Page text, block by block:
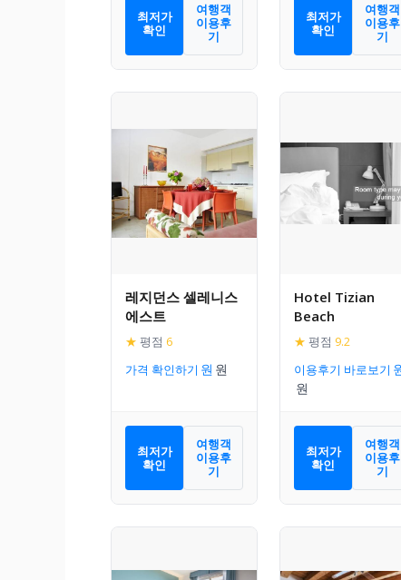
최저가
확인
여행객
이용후
기
최저가
확인
여행객
이용후
기
레지던스 셀레니스
에스트
★ 평점 6
가격 확인하기
최저가
확인
여행객
이용후
기
Hotel Tizian
Beach
★ 평점 9.2
이용후기 바로보기
최저가
확인
여행객
이용후
기